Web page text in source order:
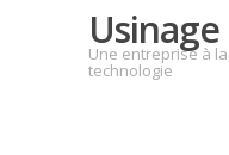
Usinage
Une entreprise à
technologie